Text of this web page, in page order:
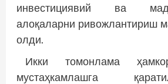
инвестициявий ва
алоқаларни ривожлантириш
олди.
Икки томонлама
мустаҳкамлашга